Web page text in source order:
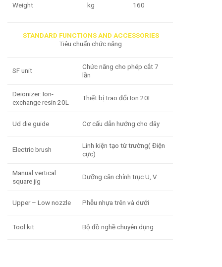
Weight kg 160
STANDARD FUNCTIONS AND ACCESSORIES
Tiêu chuẩn chức năng
SF unit
Chức năng cho phép cắt 7
lần
Deionizer: Ion-
exchange resin 20L
Thiết bị trao đổi Ion 20L
Ud die guide Cơ cấu dẫn hướng cho dây
Electric brush
Linh kiện tạo từ trường( Điện
cực)
Manual vertical
square jig
Dưỡng căn chỉnh trục U, V
Upper – Low nozzle Phễu nhựa trên và dưới
Tool kit Bộ đồ nghề chuyên dụng